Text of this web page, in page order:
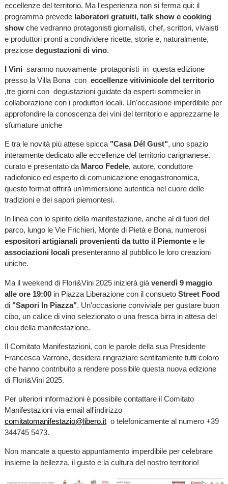
eccellenze del territorio. Ma l'esperienza non si ferma qui: il
programma prevede laboratori gratuiti, talk show e cooking
showche vedranno protagonisti giornalisti, chef, scrittori, vivaisti
e produttori pronti a condividere ricette, storie e, naturalmente,
preziose degustazioni di vino.
I Vini saranno nuovamente protagonisti in questa edizione
presso la Villa Bona con eccellenze vitivinicole del territorio
,tre giorni con degustazioni guidate da esperti sommelier in
collaborazione con i produttori locali. Un'occasione imperdibile per
approfondire la conoscenza dei vini del territorio e apprezzarne le
sfumature uniche
E tra le novità più attese spicca "Casa Dél Gust", uno spazio
interamente dedicato alle eccellenze del territorio carignanese.
curato e presentato da Marco Fedele, autore, conduttore
radiofonico ed esperto di comunicazione enogastronomica,
questo format offrirà un'immersione autentica nel cuore delle
tradizioni e dei sapori piemontesi.
In linea con lo spirito della manifestazione, anche al di fuori del
parco, lungo le Vie Frichieri, Monte di Pietà e Bona, numerosi
espositori artigianali provenienti da tutto il Piemontee le
associazioni locali presenteranno al pubblico le loro creazioni
uniche.
Ma il weekend di Flori&Vini 2025 inizierà già venerdì 9 maggio
alle ore 19:00in Piazza Liberazione con il consueto Street Food
di "Sapori In Piazza". Un'occasione conviviale per gustare buon
cibo, un calice di vino selezionato o una fresca birra in attesa del
clou della manifestazione.
Il Comitato Manifestazioni, con le parole della sua Presidente
Francesca Varrone, desidera ringraziare sentitamente tutti coloro
che hanno contribuito a rendere possibile questa nuova edizione
di Flori&Vini 2025.
Per ulteriori informazioni è possibile contattare il Comitato
Manifestazioni via email all'indirizzo
comitatomanifestazio@libero.ito telefonicamente al numero +39
344745 5473.
Non mancate a questo appuntamento imperdibile per celebrare
insieme la bellezza, il gusto e la cultura del nostro territorio!